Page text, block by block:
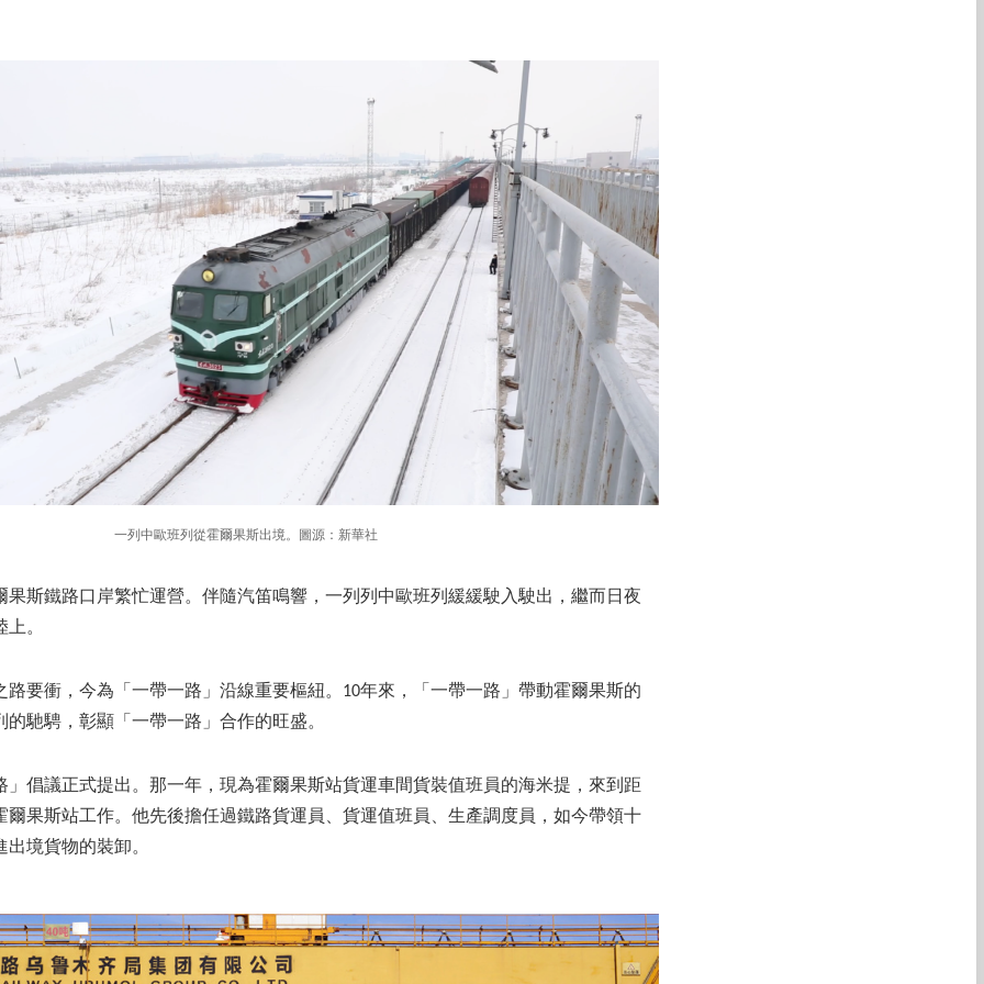
一列中歐班列從霍爾果斯出境。圖源：新華社
果斯鐵路口岸繁忙運營。伴隨汽笛鳴響，一列列中歐班列緩緩駛入駛出，繼而日夜
。
路要衝，今為「一帶一路」沿線重要樞紐。10年來，「一帶一路」帶動霍爾果斯的
馳騁，彰顯「一帶一路」合作的旺盛。
」倡議正式提出。那一年，現為霍爾果斯站貨運車間貨裝值班員的海米提，來到距
爾果斯站工作。他先後擔任過鐵路貨運員、貨運值班員、生產調度員，如今帶領十
境貨物的裝卸。